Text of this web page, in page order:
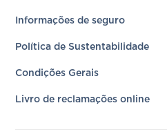
Informações de seguro
Política de Sustentabilidade
Condições Gerais
Livro de reclamações online